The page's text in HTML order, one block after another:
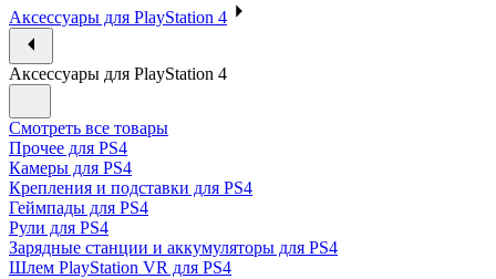
Аксессуары для PlayStation 4
Аксессуары для PlayStation 4
Смотреть все товары
Прочее для PS4
Камеры для PS4
Крепления и подставки для PS4
Геймпады для PS4
Рули для PS4
Зарядные станции и аккумуляторы для PS4
Шлем PlayStation VR для PS4